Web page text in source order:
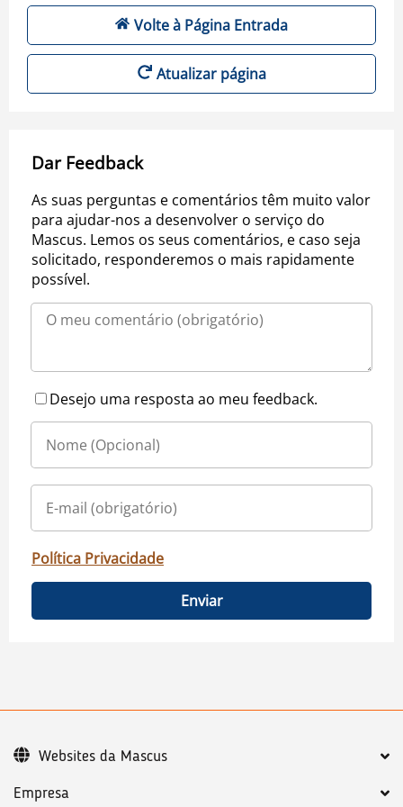
Volte à Página Entrada
Atualizar página
Dar Feedback
As suas perguntas e comentários têm muito valor
para ajudar-nos a desenvolver o serviço do
Mascus. Lemos os seus comentários, e caso seja
solicitado, responderemos o mais rapidamente
possível.
Desejo uma resposta ao meu feedback.
Política Privacidade
Enviar
Empresa
Websites da Mascus